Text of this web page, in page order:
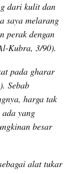
dari kulit dan
saya melarang
perak dengan
Kubra, 3/90).
pada gharar
Sebab
harga tak
yang
besar
alat tukar